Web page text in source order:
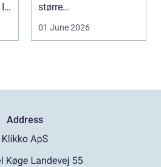
større
produktionsvirksomhed
01 June 2026
Address